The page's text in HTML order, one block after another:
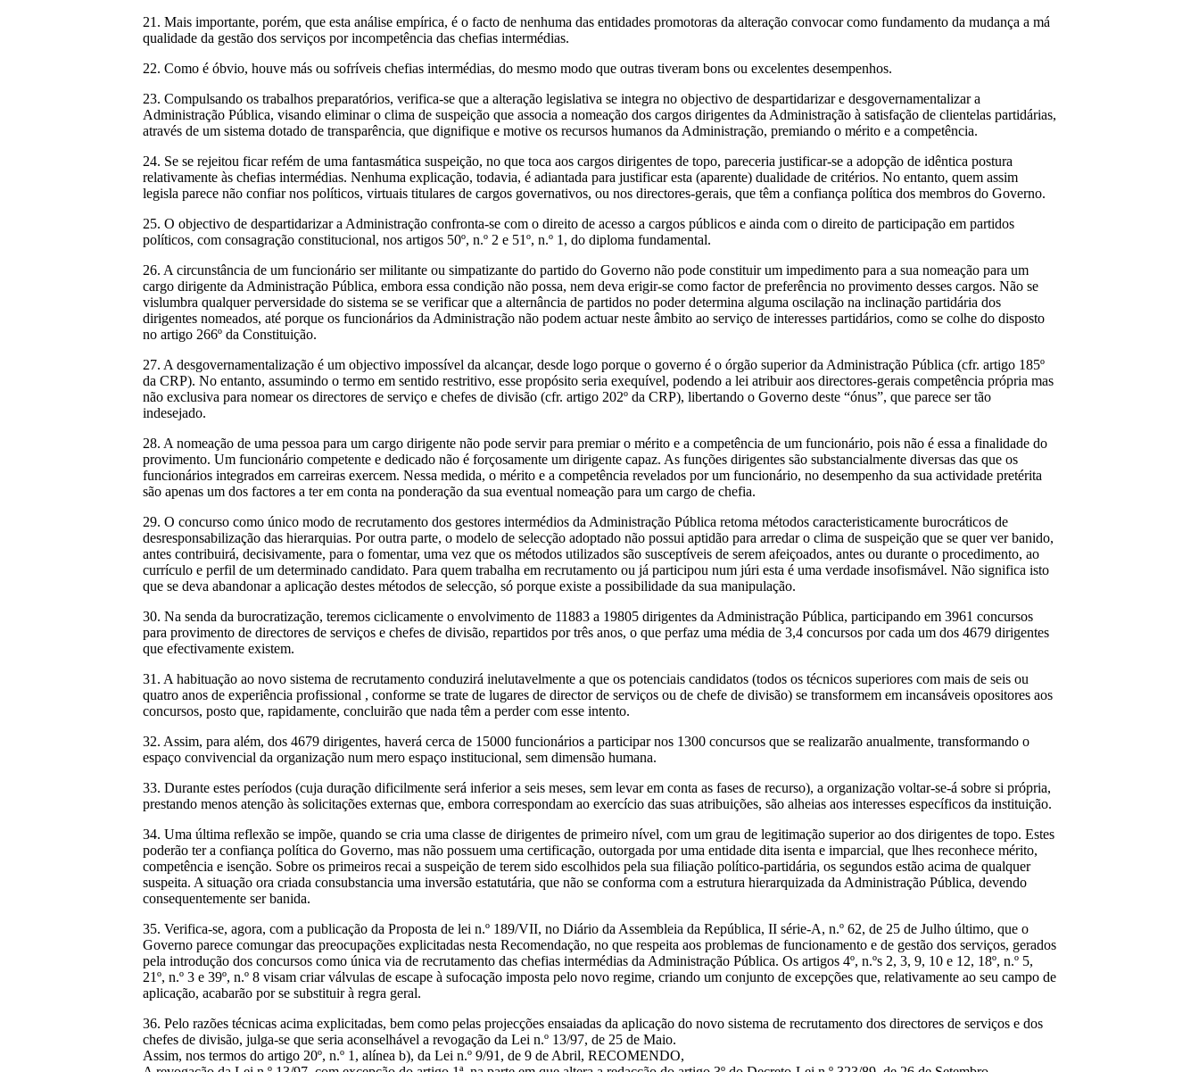
21. Mais importante, porém, que esta análise empírica, é o facto de nenhuma das entidades promotoras da alteração convocar como fundamento da mudança a má
qualidade da gestão dos serviços por incompetência das chefias intermédias.
22. Como é óbvio, houve más ou sofríveis chefias intermédias, do mesmo modo que outras tiveram bons ou excelentes desempenhos.
23. Compulsando os trabalhos preparatórios, verifica-se que a alteração legislativa se integra no objectivo de despartidarizar e desgovernamentalizar a
Administração Pública, visando eliminar o clima de suspeição que associa a nomeação dos cargos dirigentes da Administração à satisfação de clientelas partidárias,
através de um sistema dotado de transparência, que dignifique e motive os recursos humanos da Administração, premiando o mérito e a competência.
24. Se se rejeitou ficar refém de uma fantasmática suspeição, no que toca aos cargos dirigentes de topo, pareceria justificar-se a adopção de idêntica postura
relativamente às chefias intermédias. Nenhuma explicação, todavia, é adiantada para justificar esta (aparente) dualidade de critérios. No entanto, quem assim
legisla parece não confiar nos políticos, virtuais titulares de cargos governativos, ou nos directores-gerais, que têm a confiança política dos membros do Governo.
25. O objectivo de despartidarizar a Administração confronta-se com o direito de acesso a cargos públicos e ainda com o direito de participação em partidos
políticos, com consagração constitucional, nos artigos 50º, n.º 2 e 51º, n.º 1, do diploma fundamental.
26. A circunstância de um funcionário ser militante ou simpatizante do partido do Governo não pode constituir um impedimento para a sua nomeação para um
cargo dirigente da Administração Pública, embora essa condição não possa, nem deva erigir-se como factor de preferência no provimento desses cargos. Não se
vislumbra qualquer perversidade do sistema se se verificar que a alternância de partidos no poder determina alguma oscilação na inclinação partidária dos
dirigentes nomeados, até porque os funcionários da Administração não podem actuar neste âmbito ao serviço de interesses partidários, como se colhe do disposto
no artigo 266º da Constituição.
27. A desgovernamentalização é um objectivo impossível da alcançar, desde logo porque o governo é o órgão superior da Administração Pública (cfr. artigo 185º
da CRP). No entanto, assumindo o termo em sentido restritivo, esse propósito seria exequível, podendo a lei atribuir aos directores-gerais competência própria mas
não exclusiva para nomear os directores de serviço e chefes de divisão (cfr. artigo 202º da CRP), libertando o Governo deste “ónus”, que parece ser tão
indesejado.
28. A nomeação de uma pessoa para um cargo dirigente não pode servir para premiar o mérito e a competência de um funcionário, pois não é essa a finalidade do
provimento. Um funcionário competente e dedicado não é forçosamente um dirigente capaz. As funções dirigentes são substancialmente diversas das que os
funcionários integrados em carreiras exercem. Nessa medida, o mérito e a competência revelados por um funcionário, no desempenho da sua actividade pretérita
são apenas um dos factores a ter em conta na ponderação da sua eventual nomeação para um cargo de chefia.
29. O concurso como único modo de recrutamento dos gestores intermédios da Administração Pública retoma métodos caracteristicamente burocráticos de
desresponsabilização das hierarquias. Por outra parte, o modelo de selecção adoptado não possui aptidão para arredar o clima de suspeição que se quer ver banido,
antes contribuirá, decisivamente, para o fomentar, uma vez que os métodos utilizados são susceptíveis de serem afeiçoados, antes ou durante o procedimento, ao
currículo e perfil de um determinado candidato. Para quem trabalha em recrutamento ou já participou num júri esta é uma verdade insofismável. Não significa isto
que se deva abandonar a aplicação destes métodos de selecção, só porque existe a possibilidade da sua manipulação.
30. Na senda da burocratização, teremos ciclicamente o envolvimento de 11883 a 19805 dirigentes da Administração Pública, participando em 3961 concursos
para provimento de directores de serviços e chefes de divisão, repartidos por três anos, o que perfaz uma média de 3,4 concursos por cada um dos 4679 dirigentes
que efectivamente existem.
31. A habituação ao novo sistema de recrutamento conduzirá inelutavelmente a que os potenciais candidatos (todos os técnicos superiores com mais de seis ou
quatro anos de experiência profissional , conforme se trate de lugares de director de serviços ou de chefe de divisão) se transformem em incansáveis opositores aos
concursos, posto que, rapidamente, concluirão que nada têm a perder com esse intento.
32. Assim, para além, dos 4679 dirigentes, haverá cerca de 15000 funcionários a participar nos 1300 concursos que se realizarão anualmente, transformando o
espaço convivencial da organização num mero espaço institucional, sem dimensão humana.
33. Durante estes períodos (cuja duração dificilmente será inferior a seis meses, sem levar em conta as fases de recurso), a organização voltar-se-á sobre si própria,
prestando menos atenção às solicitações externas que, embora correspondam ao exercício das suas atribuições, são alheias aos interesses específicos da instituição.
34. Uma última reflexão se impõe, quando se cria uma classe de dirigentes de primeiro nível, com um grau de legitimação superior ao dos dirigentes de topo. Estes
poderão ter a confiança política do Governo, mas não possuem uma certificação, outorgada por uma entidade dita isenta e imparcial, que lhes reconhece mérito,
competência e isenção. Sobre os primeiros recai a suspeição de terem sido escolhidos pela sua filiação político-partidária, os segundos estão acima de qualquer
suspeita. A situação ora criada consubstancia uma inversão estatutária, que não se conforma com a estrutura hierarquizada da Administração Pública, devendo
consequentemente ser banida.
35. Verifica-se, agora, com a publicação da Proposta de lei n.º 189/VII, no Diário da Assembleia da República, II série-A, n.º 62, de 25 de Julho último, que o
Governo parece comungar das preocupações explicitadas nesta Recomendação, no que respeita aos problemas de funcionamento e de gestão dos serviços, gerados
pela introdução dos concursos como única via de recrutamento das chefias intermédias da Administração Pública. Os artigos 4º, n.ºs 2, 3, 9, 10 e 12, 18º, n.º 5,
21º, n.º 3 e 39º, n.º 8 visam criar válvulas de escape à sufocação imposta pelo novo regime, criando um conjunto de excepções que, relativamente ao seu campo de
aplicação, acabarão por se substituir à regra geral.
36. Pelo razões técnicas acima explicitadas, bem como pelas projecções ensaiadas da aplicação do novo sistema de recrutamento dos directores de serviços e dos
chefes de divisão, julga-se que seria aconselhável a revogação da Lei n.º 13/97, de 25 de Maio.
Assim, nos termos do artigo 20º, n.º 1, alínea b), da Lei n.º 9/91, de 9 de Abril, RECOMENDO,